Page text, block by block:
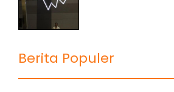
Berita Populer